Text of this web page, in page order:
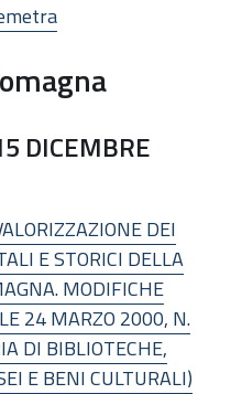
DICEMBRE
DEI
E STORICI DELLA
MODIFICHE
24 MARZO 2000, N.
DI BIBLIOTECHE,
E BENI CULTURALI)